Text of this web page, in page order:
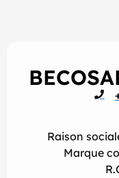
Raison
Marque